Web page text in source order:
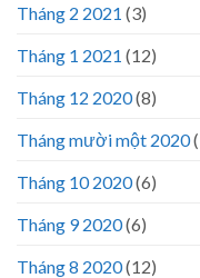
Tháng 2 2021 (3)
Tháng 1 2021 (12)
Tháng 12 2020(8)
Tháng mười một 2020
Tháng 10 2020(6)
Tháng 9 2020(6)
Tháng 8 2020(12)